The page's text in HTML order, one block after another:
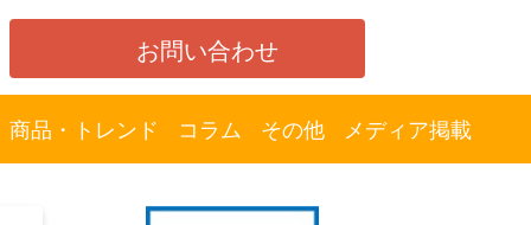
お問い合わせ
商品・トレンド コラム その他 メディア掲載